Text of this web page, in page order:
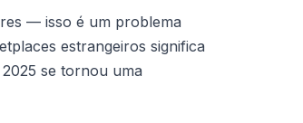
— isso é um problema
estrangeiros significa
se tornou uma